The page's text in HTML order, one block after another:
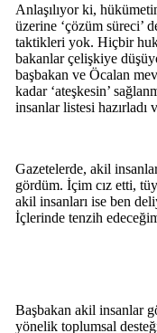
Anlaşılıyor ki,
üzerine ‘çözüm süreci’
taktikleri yok. Hiçbir
bakanlar çelişkiye
başbakan ve Öcalan
kadar ‘ateşkesin’
insanlar listesi hazırladı
Gazetelerde, akil
gördüm. İçim cız etti,
akil insanları ise ben
İçlerinde tenzih
Başbakan akil insanlar
yönelik toplumsal